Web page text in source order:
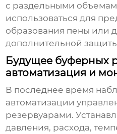
с раздельными
использоваться для
образования пены или
дополнительной
Будущее буферных
автоматизация и
В последнее время
автоматизации
резервуарами.
давления, расхода,